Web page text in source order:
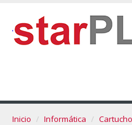
Inicio Informática